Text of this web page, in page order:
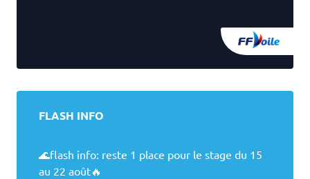
FLASH INFO
🌊flash info: reste 1 place pour le stage du 15
au 22 août🔥